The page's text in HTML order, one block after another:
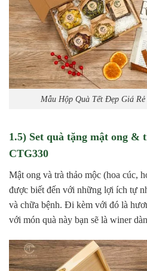
Mẫu Hộp Quà Tết Đẹp Giá
1.5) Set quà tặng mật ong &
CTG330
Mật ong và trà thảo mộc (hoa cúc,
được biết đến với những lợi ích tự
và chữa bệnh. Đi kèm với đó là
với món quà này bạn sẽ là winer